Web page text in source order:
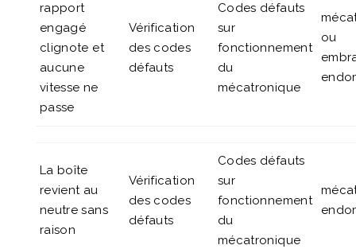
rapport
engagé
clignote et
aucune
vitesse ne
passe
Vérification
des codes
défauts
Codes défauts
sur
fonctionnement
du
mécatronique
ou
La boîte
revient au
neutre sans
raison
Vérification
des codes
défauts
Codes défauts
sur
fonctionnement
du
mécatronique